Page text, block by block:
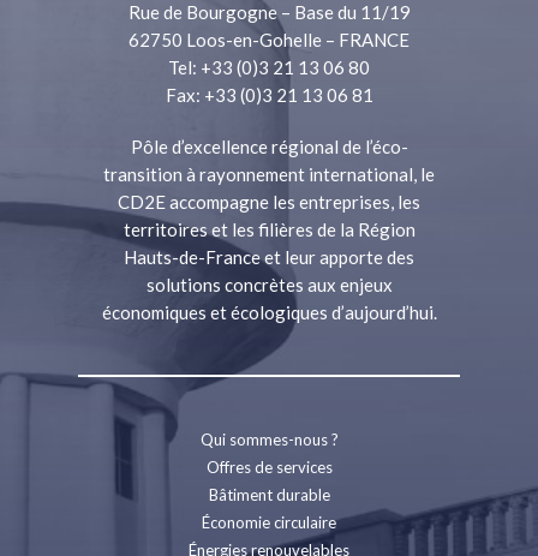
Rue de Bourgogne – Base du 11/19
62750 Loos-en-Gohelle – FRANCE
Tel: +33 (0)3 21 13 06 80
Fax: +33 (0)3 21 13 06 81
Pôle d’excellence régional de l’éco-
transition à rayonnement international, le
CD2E accompagne les entreprises, les
territoires et les filières de la Région
Hauts-de-France et leur apporte des
solutions concrètes aux enjeux
économiques et écologiques d’aujourd’hui.
Qui sommes-nous ?
Offres de services
Bâtiment durable
Économie circulaire
Énergies renouvelables